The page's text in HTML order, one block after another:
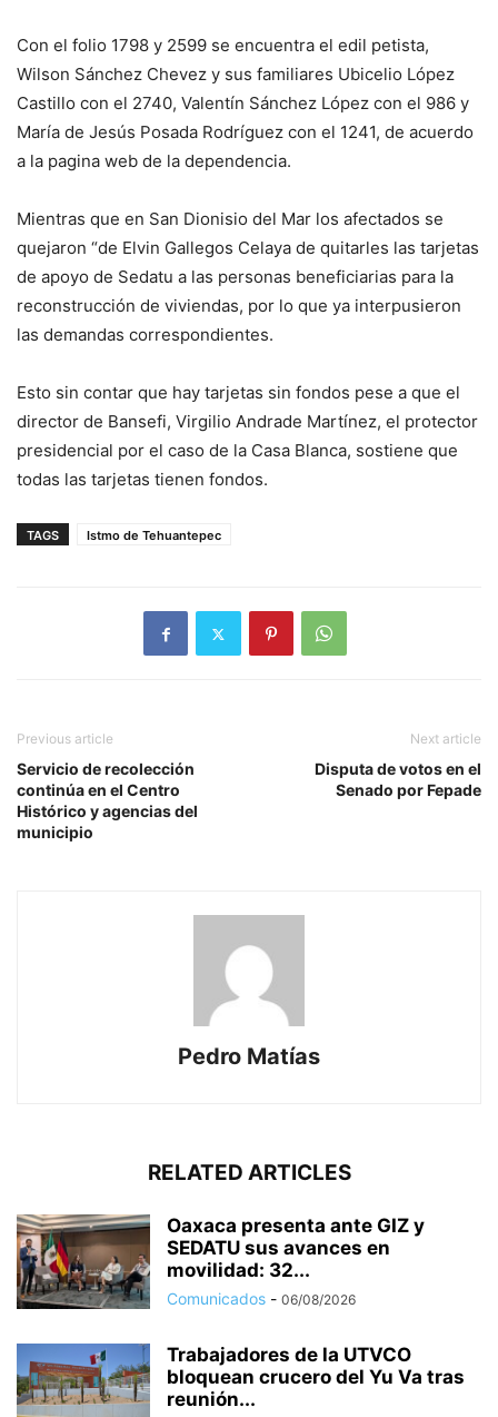
Con el folio 1798 y 2599 se encuentra el edil petista,
Wilson Sánchez Chevez y sus familiares Ubicelio López
Castillo con el 2740, Valentín Sánchez López con el 986 y
María de Jesús Posada Rodríguez con el 1241, de acuerdo
a la pagina web de la dependencia.
Mientras que en San Dionisio del Mar los afectados se
quejaron “de Elvin Gallegos Celaya de quitarles las tarjetas
de apoyo de Sedatu a las personas beneficiarias para la
reconstrucción de viviendas, por lo que ya interpusieron
las demandas correspondientes.
Esto sin contar que hay tarjetas sin fondos pese a que el
director de Bansefi, Virgilio Andrade Martínez, el protector
presidencial por el caso de la Casa Blanca, sostiene que
todas las tarjetas tienen fondos.
TAGS Istmo de Tehuantepec
Previous article
Servicio de recolección
continúa en el Centro
Histórico y agencias del
municipio
Next article
Disputa de votos en el
Senado por Fepade
Pedro Matías
RELATED ARTICLES
Oaxaca presenta ante GIZ y
SEDATU sus avances en
movilidad: 32...
Comunicados - 06/08/2026
Trabajadores de la UTVCO
bloquean crucero del Yu Va tras
reunión...